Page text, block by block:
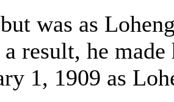
was as
a result, he
1, 1909 as